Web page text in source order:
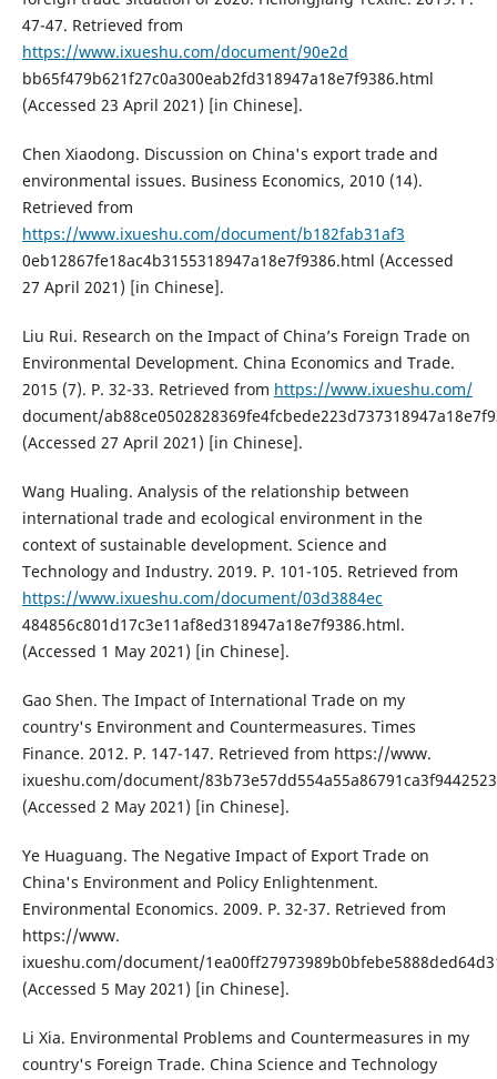
47-47. Retrieved from
https://www.ixueshu.com/document/90e2d
bb65f479b621f27c0a300eab2fd318947a18e7f9386.html
(Accessed 23 April 2021) [in Chinese].
Chen Xiaodong. Discussion on China's export trade and
environmental issues. Business Economics, 2010 (14).
Retrieved from
https://www.ixueshu.com/document/b182fab31af3
0eb12867fe18ac4b3155318947a18e7f9386.html (Accessed
27 April 2021) [in Chinese].
Liu Rui. Research on the Impact of China’s Foreign Trade on
Environmental Development. China Economics and Trade.
2015 (7). P. 32-33. Retrieved from https://www.ixueshu.com/
document/
(Accessed 27 April 2021) [in Chinese].
Wang Hualing. Analysis of the relationship between
international trade and ecological environment in the
context of sustainable development. Science and
Technology and Industry. 2019. P. 101-105. Retrieved from
https://www.ixueshu.com/document/03d3884ec
484856c801d17c3e11af8ed318947a18e7f9386.html.
(Accessed 1 May 2021) [in Chinese].
Gao Shen. The Impact of International Trade on my
country's Environment and Countermeasures. Times
Finance. 2012. P. 147-147. Retrieved from https://www.
ixueshu.com/document/
(Accessed 2 May 2021) [in Chinese].
Ye Huaguang. The Negative Impact of Export Trade on
China's Environment and Policy Enlightenment.
Environmental Economics. 2009. P. 32-37. Retrieved from
https://www.
ixueshu.com/document/
(Accessed 5 May 2021) [in Chinese].
Li Xia. Environmental Problems and Countermeasures in my
country's Foreign Trade. China Science and Technology